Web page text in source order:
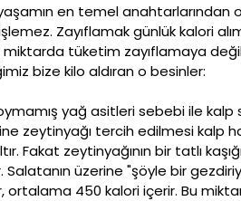
en temel anahtarlarından
Zayıflamak günlük kalori
miktarda tüketim zayıflamaya
bize kilo aldıran o besinler:
yağ asitleri sebebi ile kalp
zeytinyağı tercih edilmesi kalp
Fakat zeytinyağının bir tatlı
üzerine "şöyle bir
ortalama 450 kalori içerir. Bu